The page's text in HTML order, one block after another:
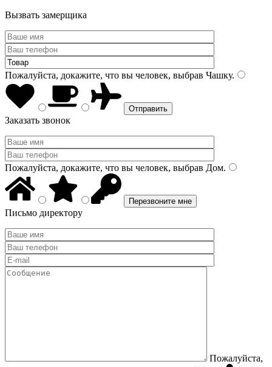
Вызвать замерщика
Пожалуйста, докажите, что вы человек, выбрав Чашку.
Заказать звонок
Пожалуйста, докажите, что вы человек, выбрав Дом.
Письмо директору
Пожалуйста,